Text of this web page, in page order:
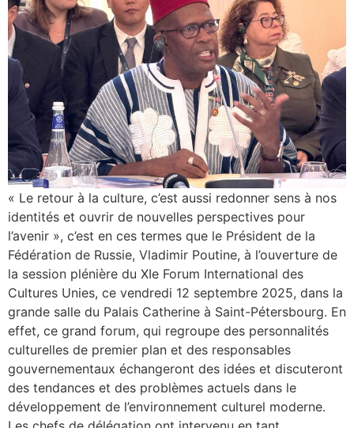
« Le retour à la culture, c’est aussi redonner sens à nos
identités et ouvrir de nouvelles perspectives pour
l’avenir », c’est en ces termes que le Président de la
Fédération de Russie, Vladimir Poutine, à l’ouverture de
la session plénière du XIe Forum International des
Cultures Unies, ce vendredi 12 septembre 2025, dans la
grande salle du Palais Catherine à Saint-Pétersbourg. En
effet, ce grand forum, qui regroupe des personnalités
culturelles de premier plan et des responsables
gouvernementaux échangeront des idées et discuteront
des tendances et des problèmes actuels dans le
développement de l’environnement culturel moderne.